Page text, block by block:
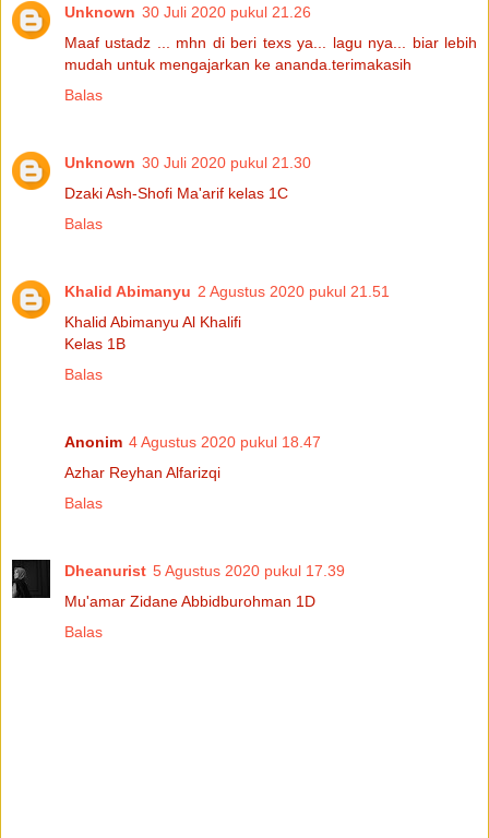
Unknown 30 Juli 2020 pukul 21.26
Maaf ustadz ... mhn di beri texs ya... lagu nya... biar lebih
mudah untuk mengajarkan ke ananda.terimakasih
Balas
Unknown 30 Juli 2020 pukul 21.30
Dzaki Ash-Shofi Ma'arif kelas 1C
Balas
Khalid Abimanyu 2 Agustus 2020 pukul 21.51
Khalid Abimanyu Al Khalifi
Kelas 1B
Balas
Anonim 4 Agustus 2020 pukul 18.47
Azhar Reyhan Alfarizqi
Balas
Dheanurist 5 Agustus 2020 pukul 17.39
Mu'amar Zidane Abbidburohman 1D
Balas